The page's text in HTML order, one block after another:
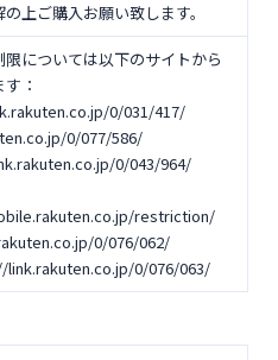
上ご購入お願い致します。
については以下のサイトから
：
0/031/417/
0/077/586/
0/043/964/
restriction/
0/076/062/
link.rakuten.co.jp/0/076/063/